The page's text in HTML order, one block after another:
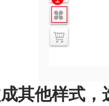
其他样式，